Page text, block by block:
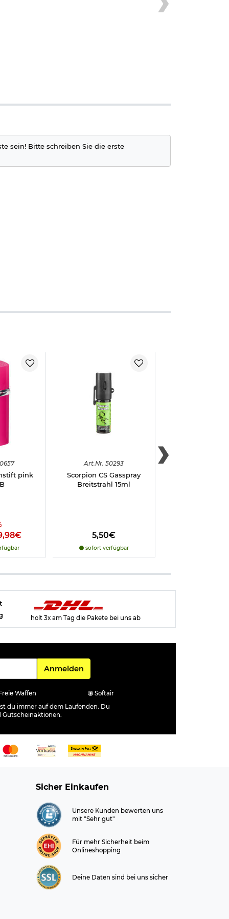
sein! Bitte schreiben Sie die erste
pink
Art.Nr. 50293
Scorpion CS Gasspray
Breitstrahl 15ml
5,50€
sofort verfügbar
holt 3x am Tag die Pakete bei uns ab
Für den Newsletter
Anmelden
Waffen
Softair
du immer auf dem Laufenden. Du
Sicher Einkaufen
Unsere Kunden bewerten uns
mit "Sehr gut"
Für mehr Sicherheit beim
Onlineshopping
Deine Daten sind bei uns sicher